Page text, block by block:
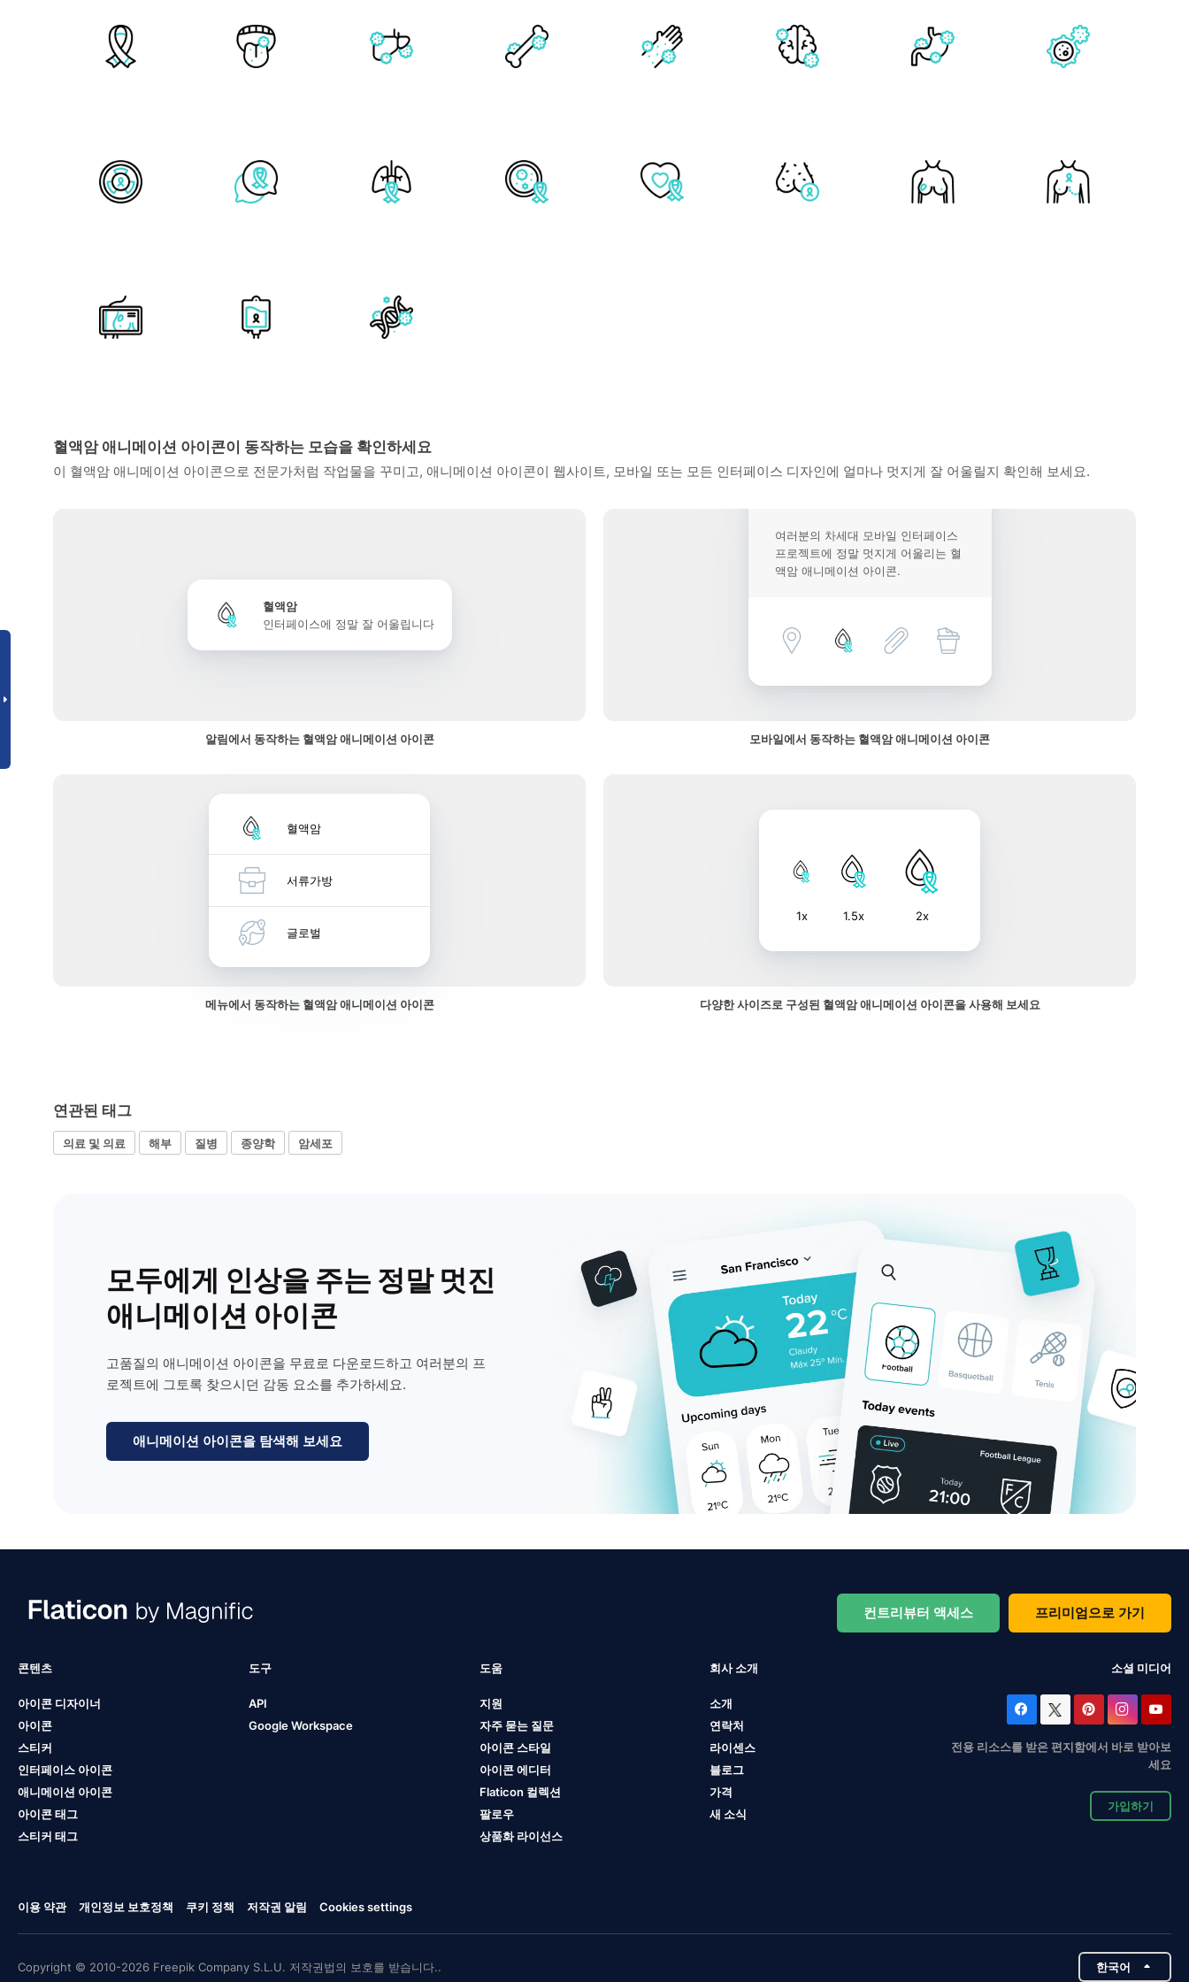
혈액암 애니메이션 아이콘이 동작하는 모습을 확인하세요
이 혈액암 애니메이션 아이콘으로 전문가처럼 작업물을 꾸미고, 애니메이션 아이콘이 웹사이트, 모바일 또는 모든 인터페이스 디자인에 얼마나 멋지게 잘 어울릴지 확인해 보세요.
혈액암
인터페이스에 정말 잘 어울립니다
알림에서 동작하는 혈액암 애니메이션 아이콘
여러분의 차세대 모바일 인터페이스
프로젝트에 정말 멋지게 어울리는 혈
액암 애니메이션 아이콘.
모바일에서 동작하는 혈액암 애니메이션 아이콘
혈액암
서류가방
글로벌
메뉴에서 동작하는 혈액암 애니메이션 아이콘
1x 1.5x 2x
다양한 사이즈로 구성된 혈액암 애니메이션 아이콘을 사용해 보세요
연관된 태그
의료 및 의료 해부 질병 종양학 암세포
모두에게 인상을 주는 정말 멋진
애니메이션 아이콘
고품질의 애니메이션 아이콘을 무료로 다운로드하고 여러분의 프
로젝트에 그토록 찾으시던 감동 요소를 추가하세요.
애니메이션 아이콘을 탐색해 보세요
컨트리뷰터 액세스 프리미엄으로 가기
콘텐츠
아이콘 디자이너
아이콘
스티커
인터페이스 아이콘
애니메이션 아이콘
아이콘 태그
스티커 태그
도구
API
Google Workspace
도움
지원
자주 묻는 질문
아이콘 스타일
아이콘 에디터
Flaticon 컬렉션
팔로우
상품화 라이선스
회사 소개
소개
연락처
라이센스
블로그
가격
새 소식
소셜 미디어
전용 리소스를 받은 편지함에서 바로 받아보
세요
가입하기
이용 약관 개인정보 보호정책 쿠키 정책 저작권 알림 Cookies settings
Copyright © 2010-2026 Freepik Company S.L.U. 저작권법의 보호를 받습니다.. 한국어